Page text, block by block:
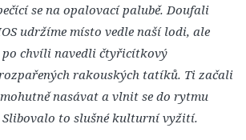
se na opalovací palubě. Doufali
udržíme místo vedle naší lodi, ale
chvíli navedli čtyřicítkový
rakouských tatíků. Ti začali
nasávat a vlnit se do rytmu
to slušné kulturní vyžití.